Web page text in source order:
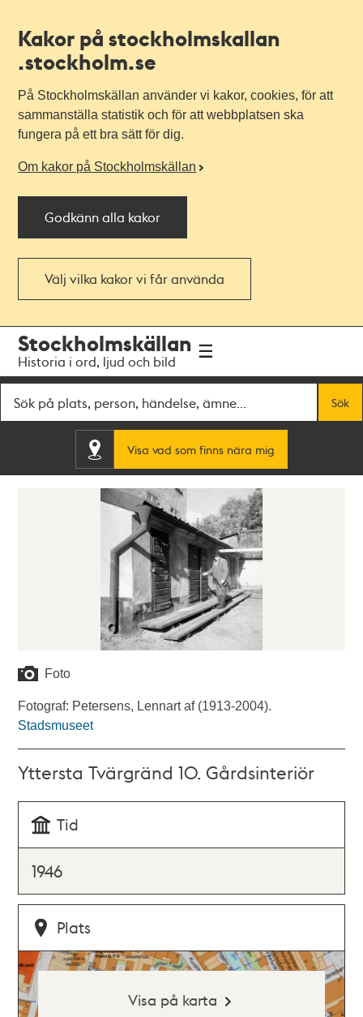
Kakor på stockholmskallan
.stockholm.se
På Stockholmskällan använder vi kakor, cookies, för att
sammanställa statistik och för att webbplatsen ska
fungera på ett bra sätt för dig.
Om kakor på Stockholmskällan
Godkänn alla kakor
Välj vilka kakor vi får använda
navigationen
huvudinnehållet
Stockholmskällan
Historia i ord, ljud och bild
Sök
Visa vad som finns nära mig
Foto
Fotograf: Petersens, Lennart af (1913-2004).
Stadsmuseet
Yttersta Tvärgränd 10. Gårdsinteriör
Tid
1946
Plats
Visa på karta